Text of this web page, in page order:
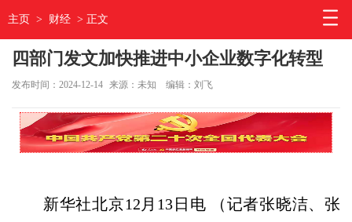
主页 > 财经 > 正文
四部门发文加快推进中小企业数字化转型
发布时间：2024-12-14 来源：未知 编辑：刘飞
新华社北京12月13日电 （记者张晓洁、张